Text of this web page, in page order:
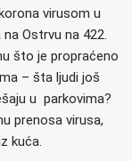
virusom u
Ostrvu na 422.
što je propraćeno
– šta ljudi još
u parkovima?
prenosa virusa,
kuća.